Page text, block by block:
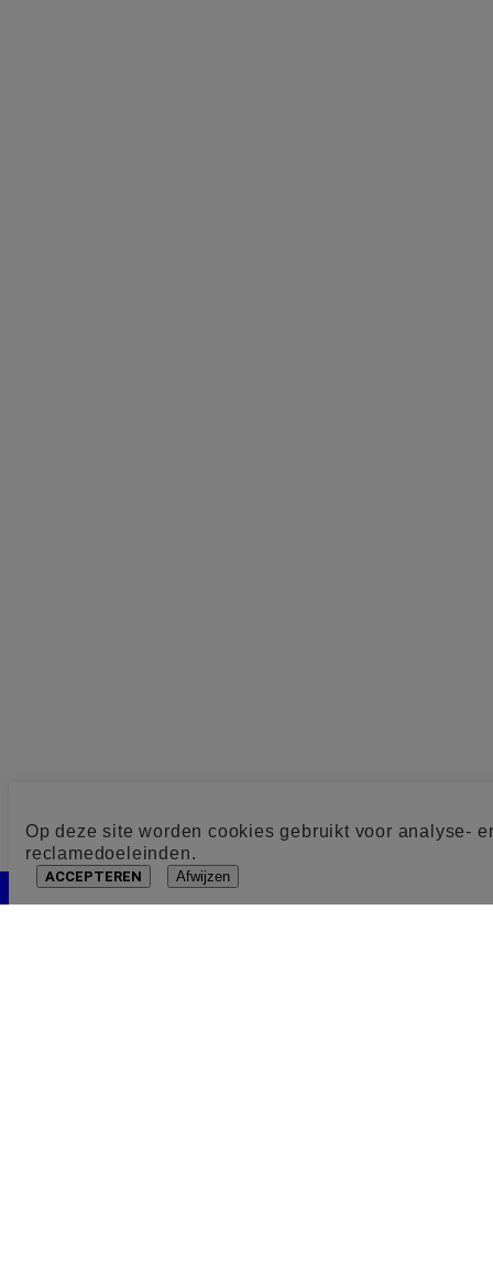
Op deze site worden cookies gebruikt voor analyse-
reclamedoeleinden.
ACCEPTEREN Afwijzen
Cookie toestemming